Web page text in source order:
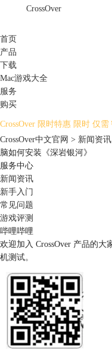
CrossOver
首页
产品
下载
Mac游戏大全
服务
购买
CrossOver 限时特惠 限时 仅需
CrossOver中文官网 > 新闻资讯
脑如何安装《深岩银河》
服务中心
新闻资讯
新手入门
常见问题
游戏评测
哔哩哔哩
欢迎加入 CrossOver 产品的
机测试。